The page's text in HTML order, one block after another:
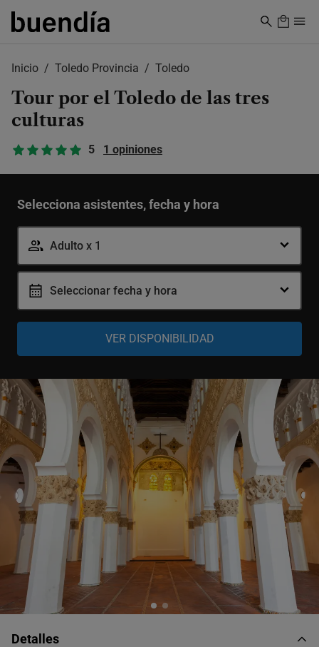
Skip
Inicio Toledo Provincia Toledo
Tour por el Toledo de las tres
culturas
5 1 opiniones
Selecciona asistentes, fecha y hora
Adulto x 1
Adulto
10-99 años -
Seleccionar fecha y hora
Detalles